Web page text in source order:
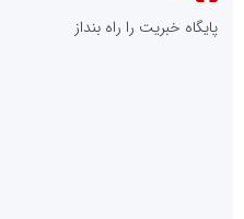
پایگاه خبریت را راه بنداز